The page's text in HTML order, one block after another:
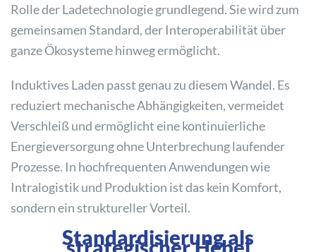
Rolle der Ladetechnologie grundlegend. Sie wird zum
gemeinsamen Standard, der Interoperabilität über
ganze Ökosysteme hinweg ermöglicht.
Induktives Laden passt genau zu diesem Wandel. Es
reduziert mechanische Abhängigkeiten, vermeidet
Verschleiß und ermöglicht eine kontinuierliche
Energieversorgung ohne Unterbrechung laufender
Prozesse. In hochfrequenten Anwendungen wie
Intralogistik und Produktion ist das kein Komfort,
sondern ein struktureller Vorteil.
Standardisierung als